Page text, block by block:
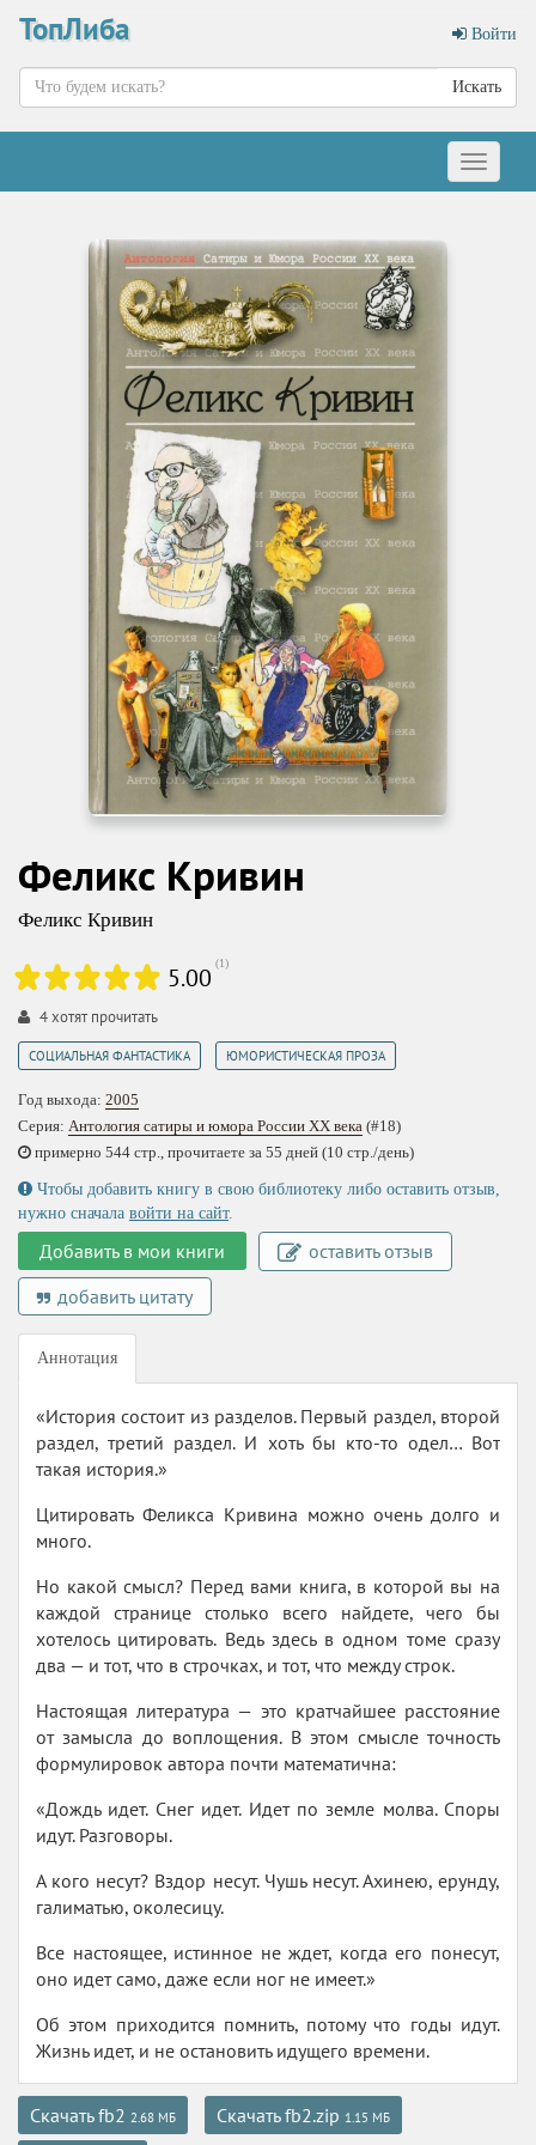
ТопЛиба Войти
Искать
Меню
Феликс Кривин
Феликс Кривин
5.00 (1)
4хотят прочитать
СОЦИАЛЬНАЯ ФАНТАСТИКА ЮМОРИСТИЧЕСКАЯ ПРОЗА
Год выхода: 2005
Серия: Антология сатиры и юмора России XX века (#18)
примерно 544 стр., прочитаете за 55 дней (10 стр./день)
Чтобы добавить книгу в свою библиотеку либо оставить отзыв,
нужно сначала войти на сайт.
Добавить в мои книги
оставить отзыв
добавить цитату
Аннотация
«История состоит из разделов. Первый раздел, второй
раздел, третий раздел. И хоть бы кто-то одел… Вот
такая история.»
Цитировать Феликса Кривина можно очень долго и
много.
Но какой смысл? Перед вами книга, в которой вы на
каждой странице столько всего найдете, чего бы
хотелось цитировать. Ведь здесь в одном томе сразу
два — и тот, что в строчках, и тот, что между строк.
Настоящая литература — это кратчайшее расстояние
от замысла до воплощения. В этом смысле точность
формулировок автора почти математична:
«Дождь идет. Снег идет. Идет по земле молва. Споры
идут. Разговоры.
А кого несут? Вздор несут. Чушь несут. Ахинею, ерунду,
галиматью, околесицу.
Все настоящее, истинное не ждет, когда его понесут,
оно идет само, даже если ног не имеет.»
Об этом приходится помнить, потому что годы идут.
Жизнь идет, и не остановить идущего времени.
Скачать fb2 2.68 МБ Скачать fb2.zip 1.15 МБ